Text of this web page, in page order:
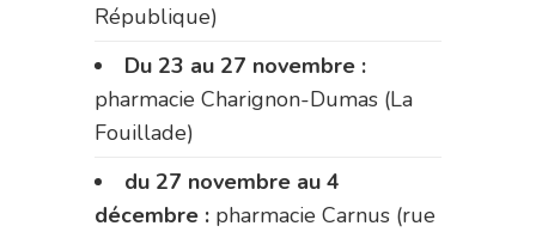
République)
Du 23 au 27 novembre :
pharmacie Charignon-Dumas (La
Fouillade)
du 27 novembre au 4
décembre : pharmacie Carnus (rue